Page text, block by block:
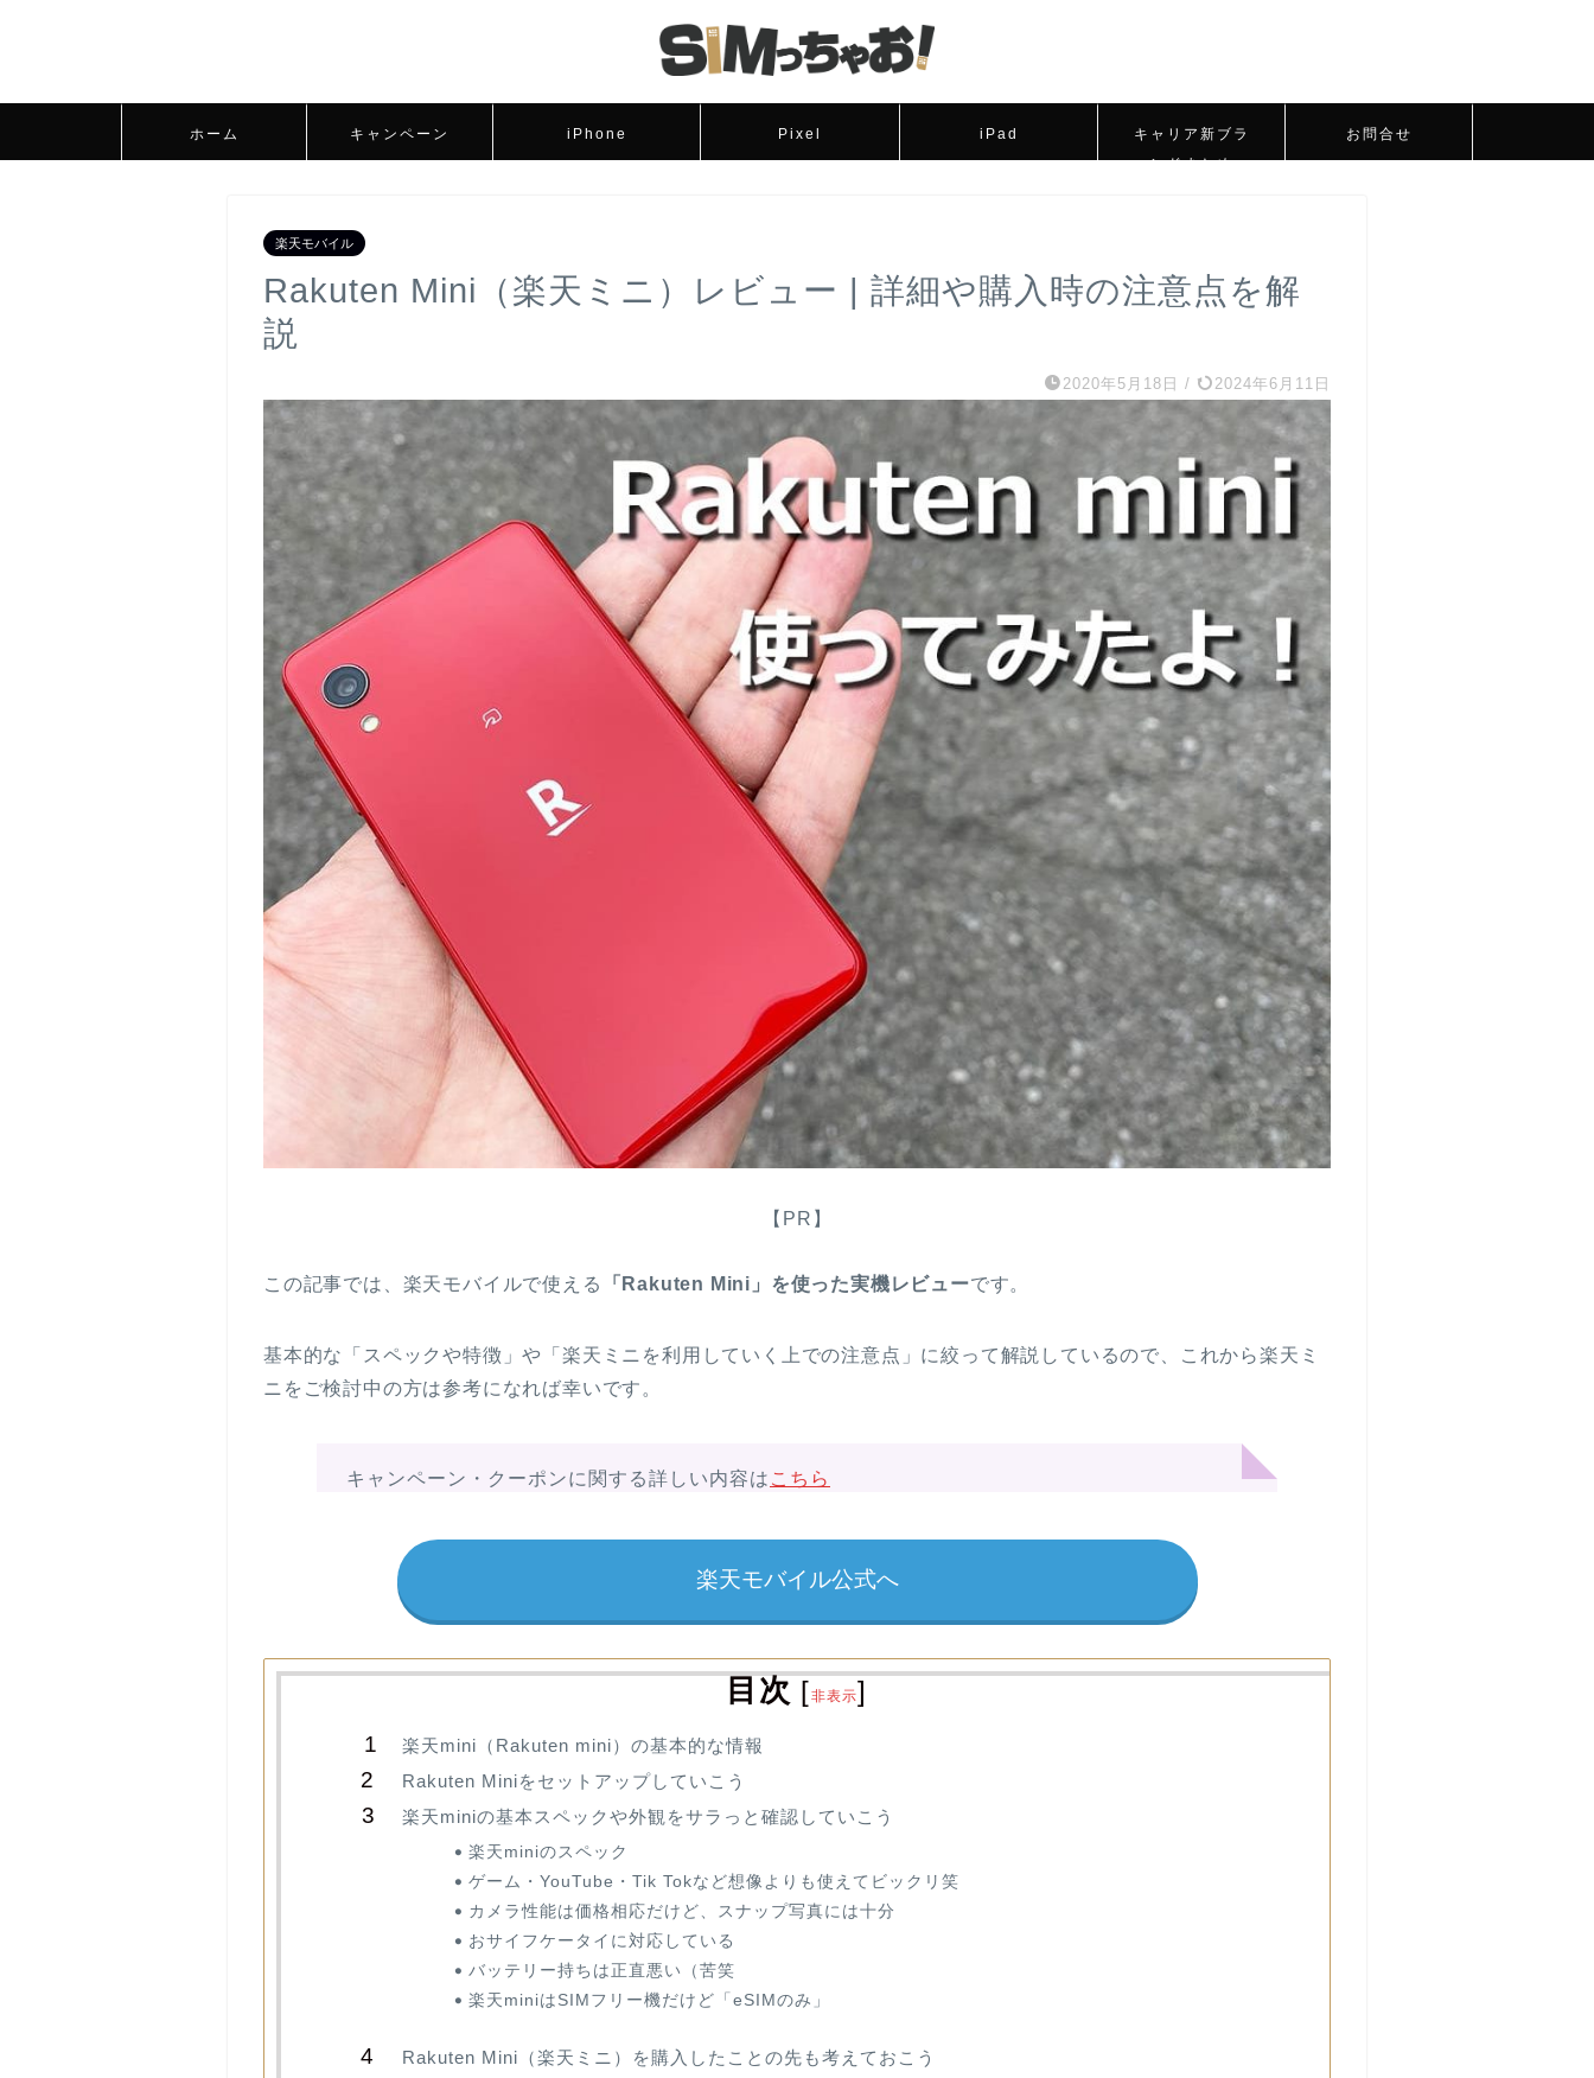
ホーム キャンペーン iPhone Pixel iPad
キャリア新ブラ
ンドまとめ
お問合せ
楽天モバイル
Rakuten Mini（楽天ミニ）レビュー | 詳細や購入時の注意点を解
説
2020年5月18日 / 2024年6月11日
【PR】
この記事では、楽天モバイルで使える 「Rakuten Mini」を使った実機レビューです。
基本的な「スペックや特徴」や「楽天ミニを利用していく上での注意点」に絞って解説しているので、これから楽天ミ
ニをご検討中の方は参考になれば幸いです。
キャンペーン・クーポンに関する詳しい内容は こちら
楽天モバイル公式へ
目次 [非表示]
楽天mini（Rakuten mini）の基本的な情報
Rakuten Miniをセットアップしていこう
楽天miniの基本スペックや外観をサラっと確認していこう
楽天miniのスペック
ゲーム・YouTube・Tik Tokなど想像よりも使えてビックリ笑
カメラ性能は価格相応だけど、スナップ写真には十分
おサイフケータイに対応している
バッテリー持ちは正直悪い（苦笑
楽天miniはSIMフリー機だけど「eSIMのみ」
Rakuten Mini（楽天ミニ）を購入したことの先も考えておこう